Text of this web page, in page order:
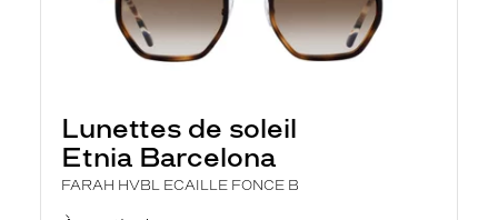
Lunettes de soleil
Etnia Barcelona
FARAH HVBL ECAILLE FONCE B